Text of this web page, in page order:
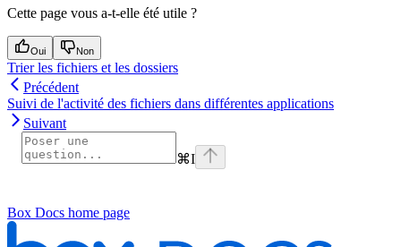
Cette page vous a-t-elle été utile ?
Oui Non
Trier les fichiers et les dossiers
Précédent
Suivi de l'activité des fichiers dans différentes applications
Suivant
⌘I
Box Docs home page